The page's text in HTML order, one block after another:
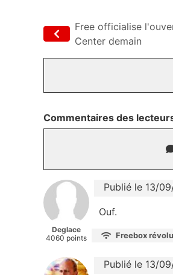
Free officialise
Center demain
Commentaires des
Deglace
4060 points
Publié le 13/
Ouf.
Freebox
Publié le 13/